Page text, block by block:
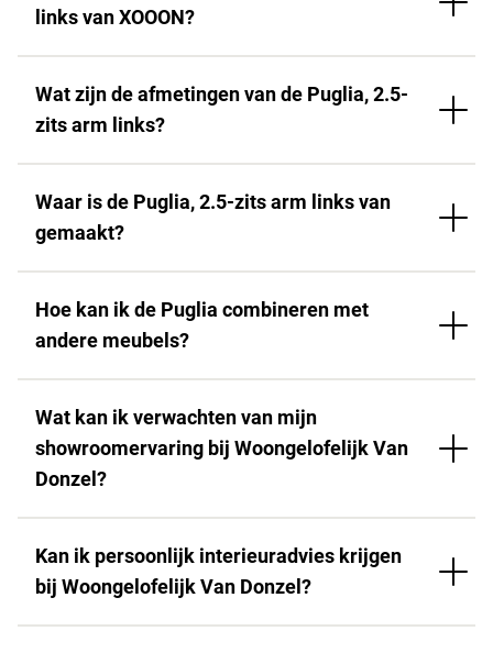
links van XOOON?
Wat zijn de afmetingen van de Puglia, 2.5-
zits arm links?
Waar is de Puglia, 2.5-zits arm links van
gemaakt?
Hoe kan ik de Puglia combineren met
andere meubels?
Wat kan ik verwachten van mijn
showroomervaring bij Woongelofelijk Van
Donzel?
Kan ik persoonlijk interieuradvies krijgen
bij Woongelofelijk Van Donzel?